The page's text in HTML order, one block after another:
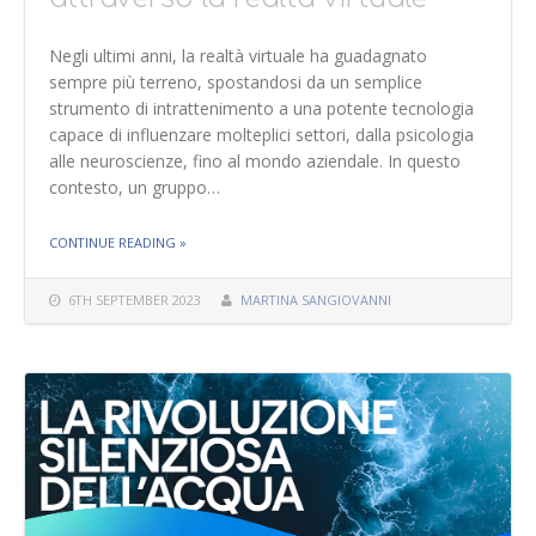
6TH SEPTEMBER 2023 MARTINA SANGIOVANNI
Negli ultimi anni, la realtà virtuale ha guadagnato
sempre più terreno, spostandosi da un semplice
strumento di intrattenimento a una potente tecnologia
capace di influenzare molteplici settori, dalla psicologia
alle neuroscienze, fino al mondo aziendale. In questo
contesto, un gruppo…
CONTINUE READING THE "VIVERE LE EMOZIONI ALTRUI ATTRAVERSO LA
»